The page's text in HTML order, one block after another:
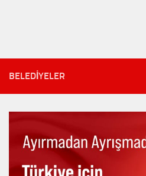
BELEDIYELER